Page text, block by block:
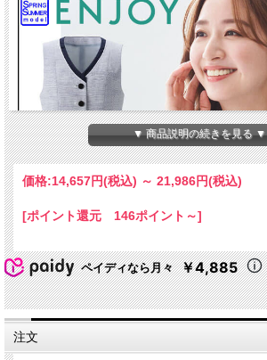
▼ 商品説明の続きを見る ▼
価格:14,657円(税込) ～ 21,986円(税込)
[ポイント還元 146ポイント～]
ペイディなら月々 ￥4,885
注文